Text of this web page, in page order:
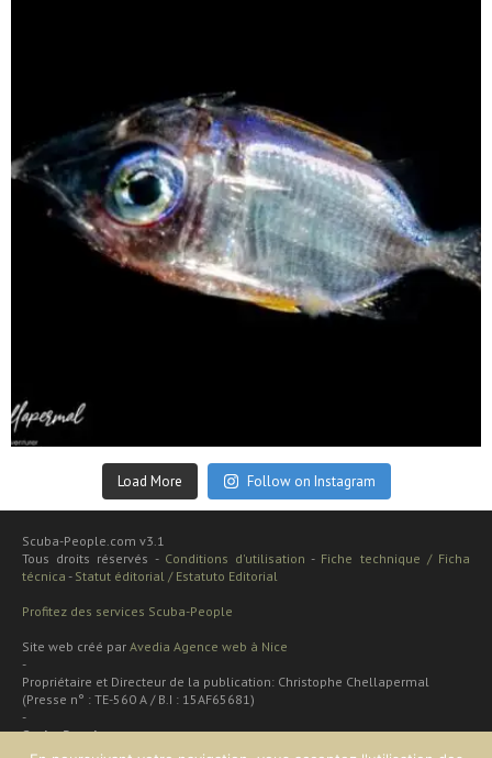
Sep 24
Load More Follow on Instagram
Scuba-People.com v3.1
Tous droits réservés - Conditions d'utilisation - Fiche technique / Ficha
técnica - Statut éditorial / Estatuto Editorial
Profitez des services Scuba-People
Site web créé par Avedia Agence web à Nice
-
Propriétaire et Directeur de la publication: Christophe Chellapermal
(Presse n° : TE-560 A / B.I : 15AF65681)
-
Scuba People
Rua cardal de são josé 48 apt